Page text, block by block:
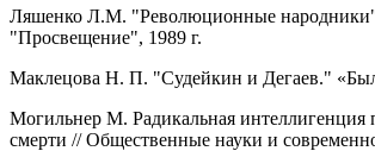
Ляшенко Л.M. "Революционные
"Просвещение", 1989 г.
Маклецова Н. П. "Судейкин и Дегаев."
Могильнер М. Радикальная интеллигенция
смерти // Общественные науки и